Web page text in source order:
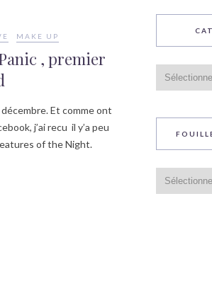
MAKE UP
, premier
Et comme ont
j’ai recu il y’a peu
of the Night.
du
blog
dans
les